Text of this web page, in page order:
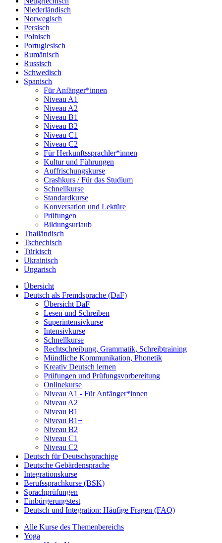
Niederländisch
Norwegisch
Persisch
Polnisch
Portugiesisch
Rumänisch
Russisch
Schwedisch
Spanisch
Für Anfänger*innen
Niveau A1
Niveau A2
Niveau B1
Niveau B2
Niveau C1
Niveau C2
Für Herkunftssprachler*innen
Kultur und Führungen
Auffrischungskurse
Crashkurs / Für das Studium
Schnellkurse
Standardkurse
Konversation und Lektüre
Prüfungen
Bildungsurlaub
Thailändisch
Tschechisch
Türkisch
Ukrainisch
Ungarisch
Übersicht
Deutsch als Fremdsprache (DaF)
Übersicht DaF
Lesen und Schreiben
Superintensivkurse
Intensivkurse
Schnellkurse
Rechtschreibung, Grammatik, Schreibtraining
Mündliche Kommunikation, Phonetik
Kreativ Deutsch lernen
Prüfungen und Prüfungsvorbereitung
Onlinekurse
Niveau A1 - Für Anfänger*innen
Niveau A2
Niveau B1
Niveau B1+
Niveau B2
Niveau C1
Niveau C2
Deutsch für Deutschsprachige
Deutsche Gebärdensprache
Integrationskurse
Berufssprachkurse (BSK)
Sprachprüfungen
Einbürgerungstest
Deutsch und Integration: Häufige Fragen (FAQ)
Alle Kurse des Themenbereichs
Yoga